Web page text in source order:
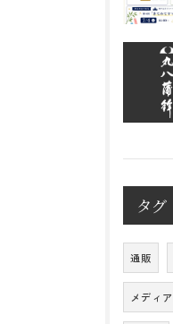
タグ
通販
メディア